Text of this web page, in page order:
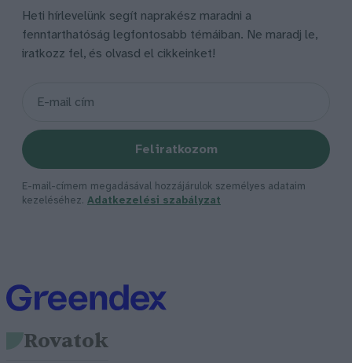
Heti hírlevelünk segít naprakész maradni a
fenntarthatóság legfontosabb témáiban. Ne maradj le,
iratkozz fel, és olvasd el cikkeinket!
Feliratkozom
E-mail-címem megadásával hozzájárulok személyes adataim
kezeléséhez. Adatkezelési szabályzat
Rovatok